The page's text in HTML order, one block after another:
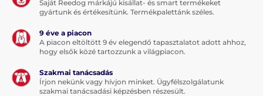
Saját Reedog márkájú kisállat- és smart termékeket
gyártunk és értékesítünk. Termékpalettánk széles.
9 éve a piacon
A piacon eltöltött 9 év elegendő tapasztalatot adott ahhoz,
hogy elsők közé tartozzunk a világpiacon.
Szakmai tanácsadás
Írjon nekünk vagy hívjon minket. Ügyfélszolgálatunk
szakmai tanácsadási képzésben részesült.